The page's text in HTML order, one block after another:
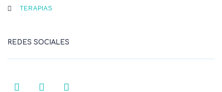
TERAPIAS
REDES SOCIALES